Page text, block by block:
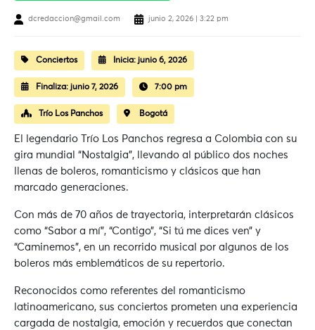
dcredaccion@gmail.com junio 2, 2026 | 3:22 pm
Conciertos Inicia: junio 6, 2026
Finaliza: junio 7, 2026 7:00 pm
Trío Los Panchos Bogotá
El legendario Trío Los Panchos regresa a Colombia con su
gira mundial “Nostalgia”, llevando al público dos noches
llenas de boleros, romanticismo y clásicos que han
marcado generaciones.
Con más de 70 años de trayectoria, interpretarán clásicos
como “Sabor a mí”, “Contigo”, “Si tú me dices ven” y
“Caminemos”, en un recorrido musical por algunos de los
boleros más emblemáticos de su repertorio.
Reconocidos como referentes del romanticismo
latinoamericano, sus conciertos prometen una experiencia
cargada de nostalgia, emoción y recuerdos que conectan